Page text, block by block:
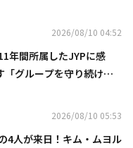
2026/08/10 04:52
年間所属したJYPに感
グループを守り続け
2026/08/10 05:53
4人が来日！キム・ムヨル